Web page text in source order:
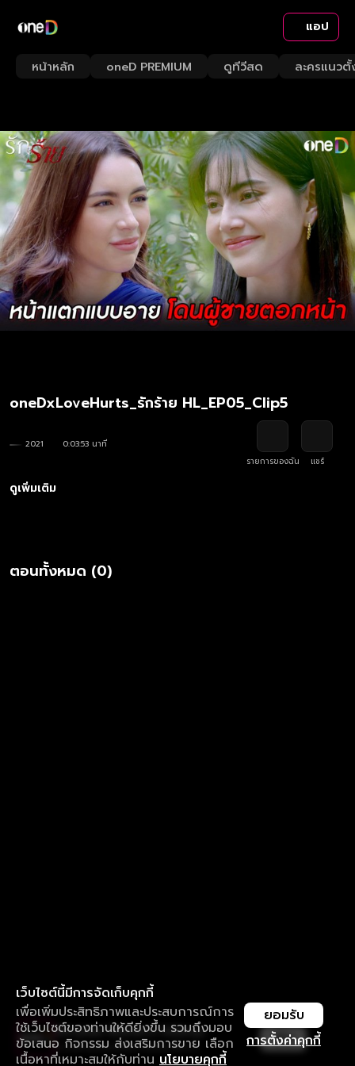
แอป
หน้าหลัก oneD PREMIUM ดูทีวีสด ละครแนวตั้
oneDxLoveHurts_รักร้าย HL_EP05_Clip5
2021
0:03:53 นาที
รายการของฉัน
แชร์
ดูเพิ่มเติม
ตอนทั้งหมด (0)
เว็บไซต์นี้มีการจัดเก็บคุกกี้
เพื่อเพิ่มประสิทธิภาพและประสบการณ์การ
ใช้เว็บไซต์ของท่านให้ดียิ่งขึ้น รวมถึงมอบ
ข้อเสนอ กิจกรรม ส่งเสริมการขาย เลือก
เนื้อหาที่เหมาะสมให้กับท่าน นโยบายคุกกี้
การตั้งค่าคุกกี้
ยอมรับ
ใช้งานแอป ลื่นไหลกว่า ไม่มีสะดุด
ดาวน์โหลดแอปเพื่อการรับชมที่ดีกว่า เปิด